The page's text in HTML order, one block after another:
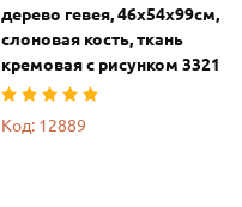
дерево гевея, 46х54х99см,
слоновая кость, ткань
кремовая с рисунком 3321
Код: 12889